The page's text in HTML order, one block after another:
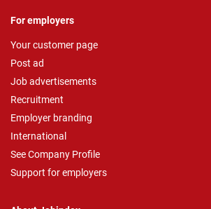
For employers
Your customer page
Post ad
Job advertisements
Recruitment
Employer branding
International
See Company Profile
Support for employers